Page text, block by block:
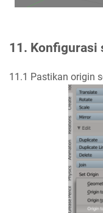
11. Konfigurasi
11.1 Pastikan origin